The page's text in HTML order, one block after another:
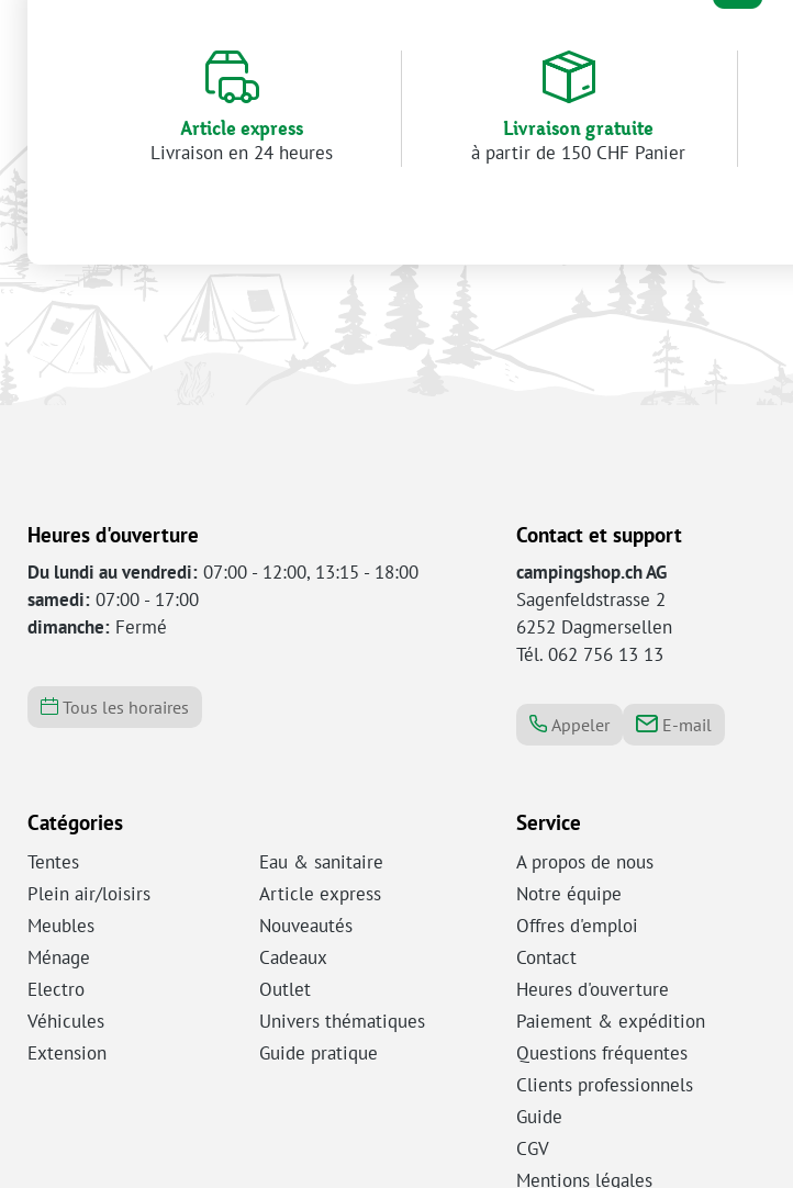
Article express
Livraison en 24 heures
Livraison gratuite
à partir de 150 CHF Panier
Heures d'ouverture
Du lundi au vendredi: 07:00 - 12:00, 13:15 - 18:00
samedi: 07:00 - 17:00
dimanche: Fermé
Tous les horaires
Contact et support
campingshop.ch AG
Sagenfeldstrasse 2
6252 Dagmersellen
Tél. 062 756 13 13
Appeler E-mail
Catégories
Tentes
Plein air/loisirs
Meubles
Ménage
Electro
Véhicules
Extension
Eau & sanitaire
Article express
Nouveautés
Cadeaux
Outlet
Univers thématiques
Guide pratique
Service
A propos de nous
Notre équipe
Offres d'emploi
Contact
Heures d'ouverture
Paiement & expédition
Questions fréquentes
Clients professionnels
Guide
CGV
Mentions légales